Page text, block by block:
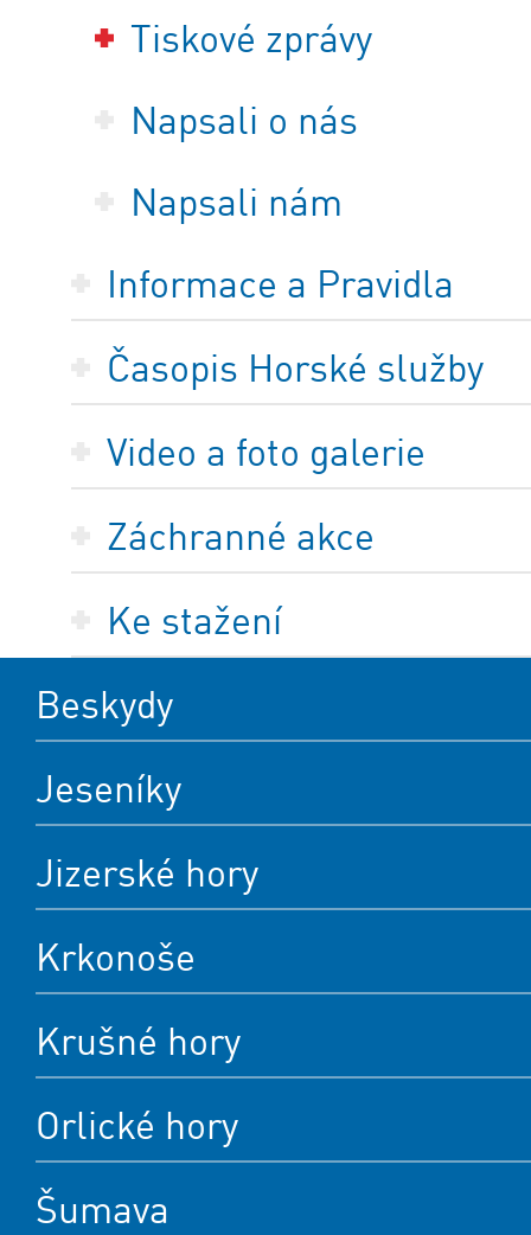
Tiskové zprávy
Napsali o nás
Napsali nám
Informace a Pravidla
Časopis Horské služby
Video a foto galerie
Záchranné akce
Ke stažení
Beskydy
Jeseníky
Jizerské hory
Krkonoše
Krušné hory
Orlické hory
Šumava